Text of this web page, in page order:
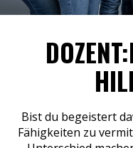
Bist du begeistert
Fähigkeiten zu